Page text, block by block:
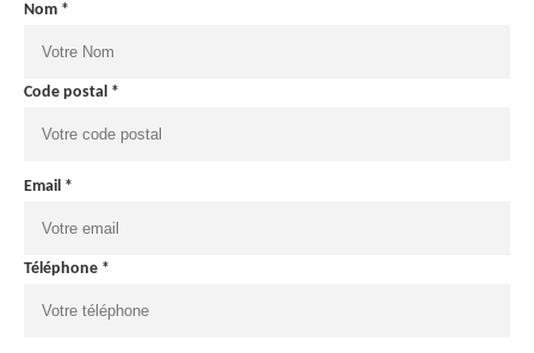
Nom *
Code postal *
Email *
Téléphone *